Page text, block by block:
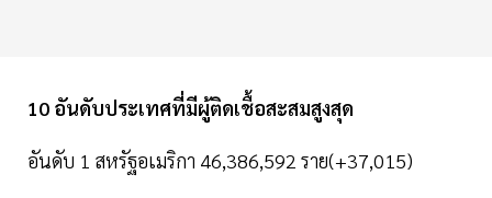
10 อันดับประเทศที่มีผู้ติดเชื้อสะสมสูงสุด
อันดับ 1 สหรัฐอเมริกา 46,386,592 ราย(+37,015)